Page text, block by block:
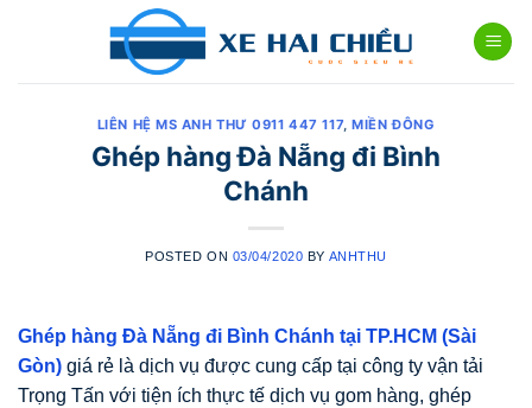
LIÊN HỆ MS ANH THƯ 0911 447 117,MIỀN ĐÔNG
Ghép hàng Đà Nẵng đi Bình
Chánh
POSTED ON 03/04/2020 BY ANHTHU
Ghép hàng Đà Nẵng đi Bình Chánh tại TP.HCM (Sài
Gòn) giá rẻ là dịch vụ được cung cấp tại công ty vận tải
Trọng Tấn với tiện ích thực tế dịch vụ gom hàng, ghép